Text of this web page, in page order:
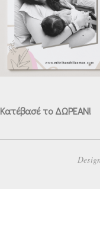
Κατέβασέ το ΔΩΡΕΑΝ!